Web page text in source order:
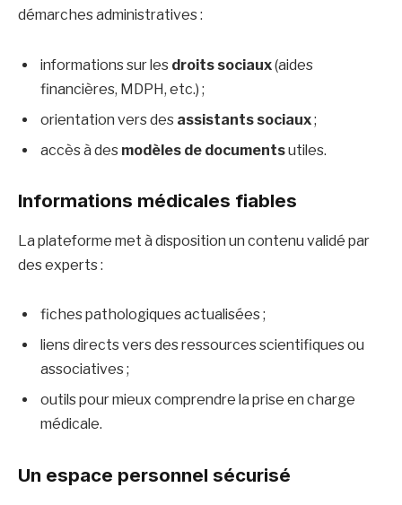
démarches administratives :
informations sur les droits sociaux(aides
financières, MDPH, etc.) ;
orientation vers des assistants sociaux;
accès à des modèles de documentsutiles.
Informations médicales fiables
La plateforme met à disposition un contenu validé par
des experts :
fiches pathologiques actualisées ;
liens directs vers des ressources scientifiques ou
associatives ;
outils pour mieux comprendre la prise en charge
médicale.
Un espace personnel sécurisé